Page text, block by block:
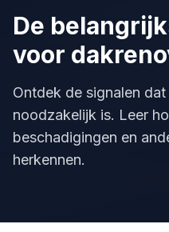
De
voor
Ontdek de signalen
noodzakelijk is. Leer
beschadigingen en
herkennen.